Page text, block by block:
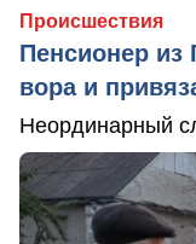
Происшествия
Пенсионер из
вора и
Неординарный